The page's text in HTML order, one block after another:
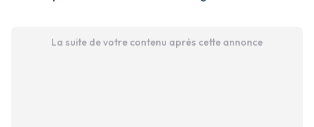
La suite de votre contenu après cette annonce